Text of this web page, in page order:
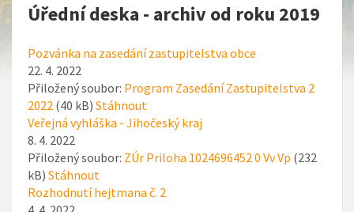
Úřední deska - archiv od roku 2019
Pozvánka na zasedání zastupitelstva obce
22. 4. 2022
Přiložený soubor: Program Zasedání Zastupitelstva 2
2022 (40 kB) Stáhnout
Veřejná vyhláška - Jihočeský kraj
8. 4. 2022
Přiložený soubor: ZÚr Priloha 1024696452 0 Vv Vp (232
kB) Stáhnout
Rozhodnutí hejtmana č. 2